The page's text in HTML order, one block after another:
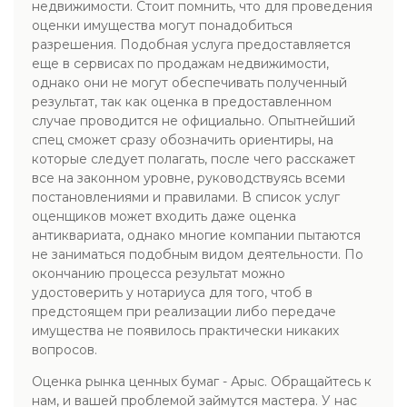
недвижимости. Стоит помнить, что для проведения
оценки имущества могут понадобиться
разрешения. Подобная услуга предоставляется
еще в сервисах по продажам недвижимости,
однако они не могут обеспечивать полученный
результат, так как оценка в предоставленном
случае проводится не официально. Опытнейший
спец сможет сразу обозначить ориентиры, на
которые следует полагать, после чего расскажет
все на законном уровне, руководствуясь всеми
постановлениями и правилами. В список услуг
оценщиков может входить даже оценка
антиквариата, однако многие компании пытаются
не заниматься подобным видом деятельности. По
окончанию процесса результат можно
удостоверить у нотариуса для того, чтоб в
предстоящем при реализации либо передаче
имущества не появилось практически никаких
вопросов.
Оценка рынка ценных бумаг - Арыс. Обращайтесь к
нам, и вашей проблемой займутся мастера. У нас